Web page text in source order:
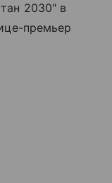
2030" в
премьер